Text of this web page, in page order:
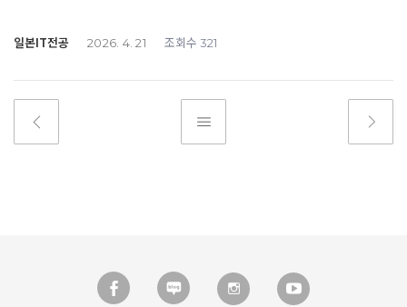
일본IT전공 2026. 4. 21 조회수 321